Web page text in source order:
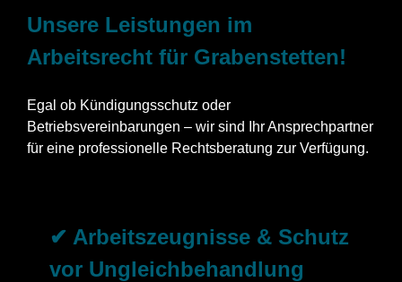
Unsere Leistungen im
Arbeitsrecht für Grabenstetten!
Egal ob Kündigungsschutz oder
Betriebsvereinbarungen – wir sind Ihr Ansprechpartner
für eine professionelle Rechtsberatung zur Verfügung.
✔ Arbeitszeugnisse & Schutz
vor Ungleichbehandlung